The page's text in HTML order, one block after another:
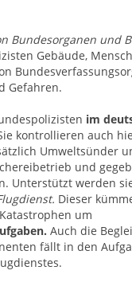
Bundesorganen und
Gebäude,
Gefahren.
im
kontrollieren auch
Umweltsünder
und
Unterstützt werden
Dieser
um
Auch die
fällt in den